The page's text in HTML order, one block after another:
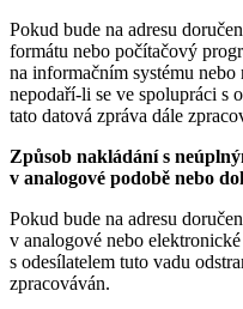
Pokud bude na adresu
formátu nebo počítačový
na informačním systému
nepodaří-li se ve spolupráci s
tato datová zpráva dále
Způsob nakládání s
v analogové podobě nebo
Pokud bude na adresu
v analogové nebo
s odesílatelem tuto vadu
zpracováván.